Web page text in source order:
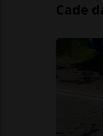
Cade